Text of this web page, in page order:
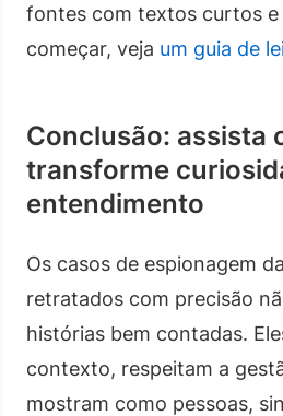
fontes com textos curtos e
começar, veja um guia de
Conclusão: assista
transforme
entendimento
Os casos de espionagem
retratados com precisão
histórias bem contadas.
contexto, respeitam a
mostram como pessoas,